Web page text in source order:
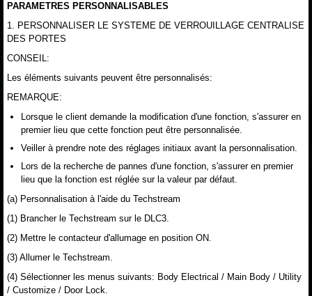
PARAMETRES PERSONNALISABLES
1. PERSONNALISER LE SYSTEME DE VERROUILLAGE CENTRALISE
DES PORTES
CONSEIL:
Les éléments suivants peuvent être personnalisés:
REMARQUE:
Lorsque le client demande la modification d'une fonction, s'assurer en
premier lieu que cette fonction peut être personnalisée.
Veiller à prendre note des réglages initiaux avant la personnalisation.
Lors de la recherche de pannes d'une fonction, s'assurer en premier
lieu que la fonction est réglée sur la valeur par défaut.
(a) Personnalisation à l'aide du Techstream
(1) Brancher le Techstream sur le DLC3.
(2) Mettre le contacteur d'allumage en position ON.
(3) Allumer le Techstream.
(4) Sélectionner les menus suivants: Body Electrical / Main Body / Utility
/ Customize / Door Lock.